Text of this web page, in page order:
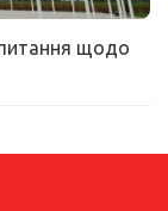
питання щодо